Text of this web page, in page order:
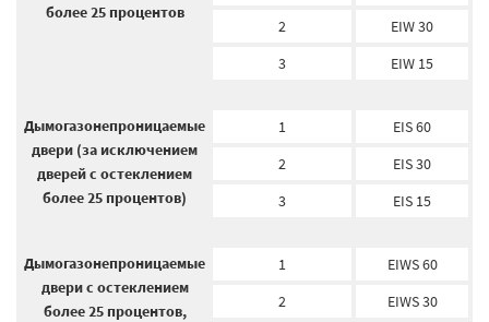
более 25 процентов
2
EIW 30
3
EIW 15
Дымогазонепроницаемые
двери (за исключением
дверей с остеклением
более 25 процентов)
1
EIS 60
2
EIS 30
3
EIS 15
Дымогазонепроницаемые
двери с остеклением
более 25 процентов,
1
EIWS 60
2
EIWS 30